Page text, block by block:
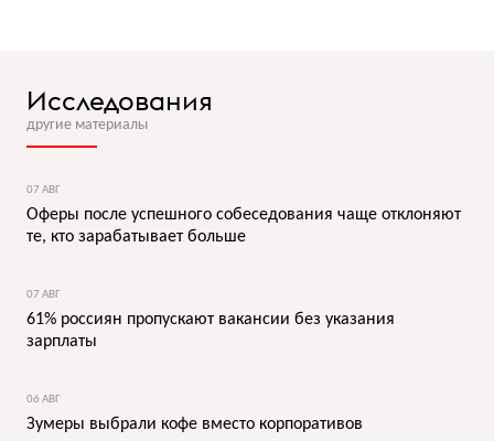
Исследования
другие материалы
07 АВГ
Оферы после успешного собеседования чаще отклоняют
те, кто зарабатывает больше
07 АВГ
61% россиян пропускают вакансии без указания
зарплаты
06 АВГ
Зумеры выбрали кофе вместо корпоративов